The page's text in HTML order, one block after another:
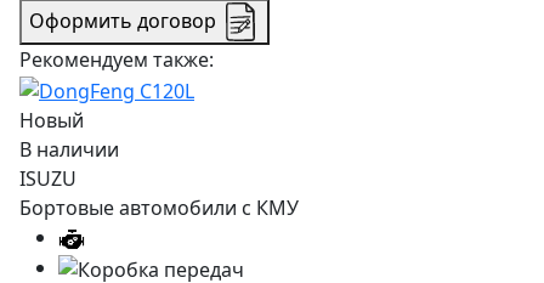
Оформить договор
Рекомендуем также:
Новый
В наличии
ISUZU
Бортовые автомобили с КМУ